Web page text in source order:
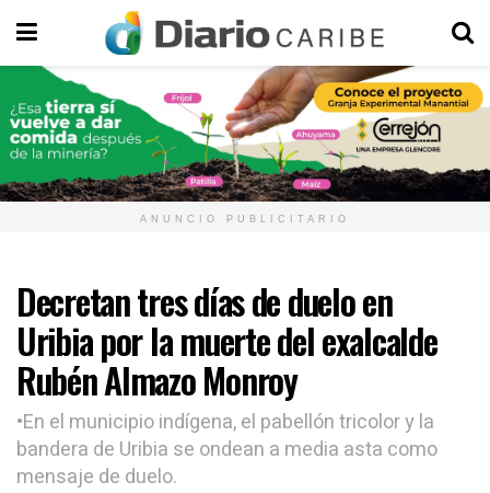
ANUNCIO PUBLICITARIO
Decretan tres días de duelo en
Uribia por la muerte del exalcalde
Rubén Almazo Monroy
•En el municipio indígena, el pabellón tricolor y la
bandera de Uribia se ondean a media asta como
mensaje de duelo.